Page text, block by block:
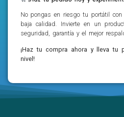
No pongas en riesgo tu portátil con
baja calidad. Invierte en un
seguridad, garantía y el mejor
¡Haz tu compra ahora y lleva tu
nivel!